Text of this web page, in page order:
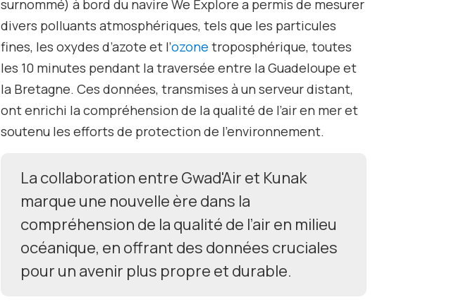
surnommé) à bord du navire We Explore a permis de mesurer
divers polluants atmosphériques, tels que les particules
fines, les oxydes d’azote et l’ozone troposphérique, toutes
les 10 minutes pendant la traversée entre la Guadeloupe et
la Bretagne. Ces données, transmises à un serveur distant,
ont enrichi la compréhension de la qualité de l’air en mer et
soutenu les efforts de protection de l’environnement.
La collaboration entre Gwad'Air et Kunak
marque une nouvelle ère dans la
compréhension de la qualité de l’air en milieu
océanique, en offrant des données cruciales
pour un avenir plus propre et durable.